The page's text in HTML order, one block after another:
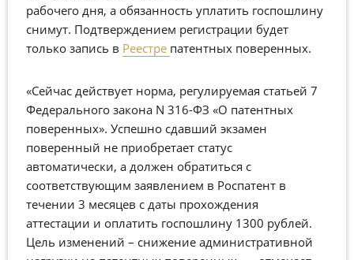
рабочего дня, а обязанность уплатить госпошлину
снимут. Подтверждением регистрации будет
только запись в Реестре патентных поверенных.
«Сейчас действует норма, регулируемая статьей 7
Федерального закона N 316-ФЗ «О патентных
поверенных». Успешно сдавший экзамен
поверенный не приобретает статус
автоматически, а должен обратиться с
соответствующим заявлением в Роспатент в
течении 3 месяцев с даты прохождения
аттестации и оплатить госпошлину 1300 рублей.
Цель изменений – снижение административной